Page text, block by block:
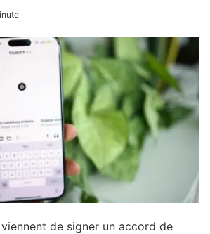
de signer un accord de